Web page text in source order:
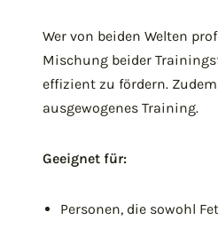
Wer von beiden Welten
Mischung beider
effizient zu fördern.
ausgewogenes Training.
Geeignet für:
Personen, die sowohl